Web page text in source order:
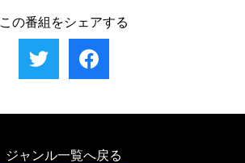
この番組をシェアする
ジャンル一覧へ戻る